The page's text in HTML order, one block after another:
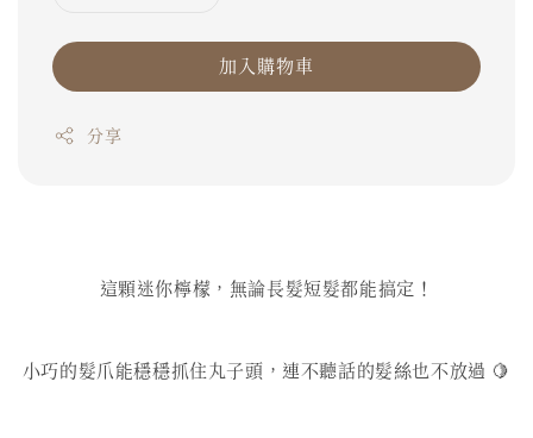
加入購物車
分享
這顆迷你檸檬，無論長髮短髮都能搞定！
小巧的髮爪能穩穩抓住丸子頭，連不聽話的髮絲也不放過 🍋